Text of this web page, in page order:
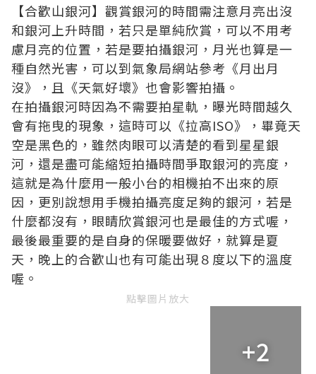
【合歡山銀河】觀賞銀河的時間需注意月亮出沒
和銀河上升時間，若只是單純欣賞，可以不用考
慮月亮的位置，若是要拍攝銀河，月光也算是一
種自然光害，可以到氣象局網站參考《月出月
沒》，且《天氣好壞》也會影響拍攝。
在拍攝銀河時因為不需要拍星軌，曝光時間越久
會有拖曳的現象，這時可以《拉高ISO》，畢竟天
空是黑色的，雖然肉眼可以清楚的看到星星銀
河，還是盡可能縮短拍攝時間爭取銀河的亮度，
這就是為什麼用一般小台的相機拍不出來的原
因，更別說想用手機拍攝亮度足夠的銀河，若是
什麼都沒有，眼睛欣賞銀河也是最佳的方式喔，
最後最重要的是自身的保暖要做好，就算是夏
天，晚上的合歡山也有可能出現８度以下的溫度
喔。
點擊圖片放大
+2